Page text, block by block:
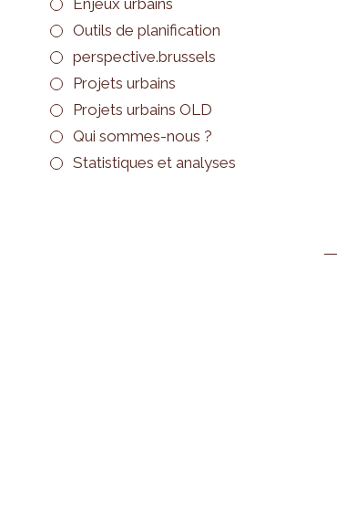
Enjeux urbains
Outils de planification
perspective.brussels
Projets urbains
Projets urbains OLD
Qui sommes-nous ?
Statistiques et analyses